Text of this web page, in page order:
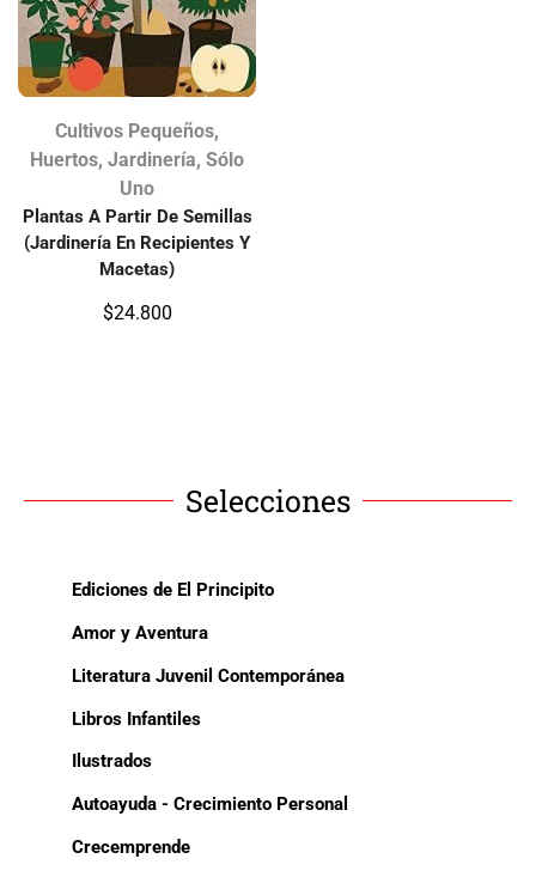
Cultivos Pequeños,
Huertos, Jardinería, Sólo
Uno
Plantas A Partir De Semillas
(Jardinería En Recipientes Y
Macetas)
$24.800
Selecciones
Ediciones de El Principito
Amor y Aventura
Literatura Juvenil Contemporánea
Libros Infantiles
Ilustrados
Autoayuda - Crecimiento Personal
Crecemprende